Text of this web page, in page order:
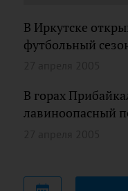
В Иркутске
футбольный
В горах
лавиноопасный